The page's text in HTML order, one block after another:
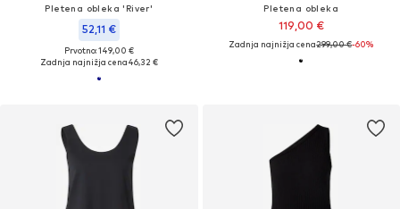
Pletena obleka 'River'
52,11 €
Prvotno: 149,00 €
Zadnja najnižja cena46,32 €
Pletena obleka
119,00 €
Zadnja najnižja cena299,00 €-60%